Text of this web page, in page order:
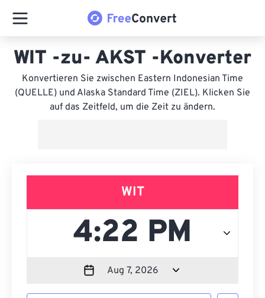
WIT -zu- AKST -Konverter
Konvertieren Sie zwischen Eastern Indonesian Time
(QUELLE) und Alaska Standard Time (ZIEL). Klicken Sie
auf das Zeitfeld, um die Zeit zu ändern.
WIT